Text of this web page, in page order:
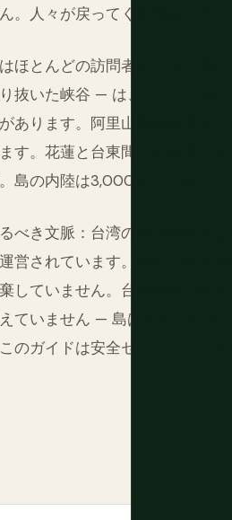
。人々が戻ってくる理由です。
ほとんどの訪問者が完全に予
抜いた峡谷 — は、アジアで最
あります。阿里山森林鉄道は
す。花蓮と台東間の東海岸ハ
島の内陸は3,000メートル以
べき文脈：台湾の政治的地位
営されています。中華人民共
していません。台湾海峡の緊
ていません — 島は安全で安定
のガイドは安全セクションで簡